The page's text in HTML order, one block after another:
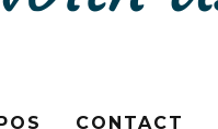
CONTACT